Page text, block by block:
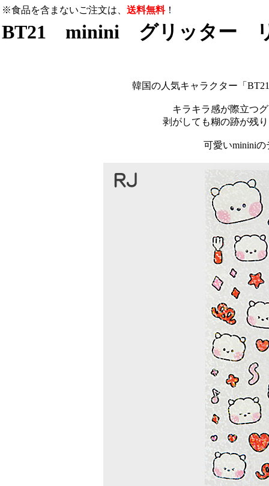
※食品を含まないご注文は、 送料無料！
BT21 minini グリッター
韓国の人気キャラクター「
キラキラ感が際立つ
剥がしても糊の跡が残
可愛いminini